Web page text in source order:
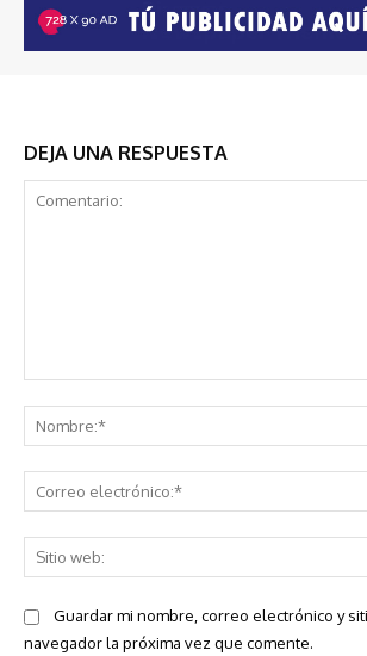
DEJA UNA RESPUESTA
Guardar mi nombre, correo electrónico y
navegador la próxima vez que comente.